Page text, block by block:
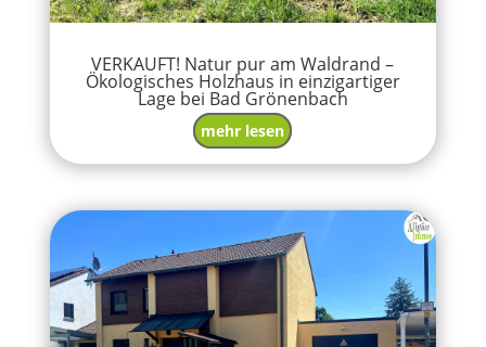
VERKAUFT! Natur pur am Waldrand –
Ökologisches Holzhaus in einzigartiger
Lage bei Bad Grönenbach
mehr lesen